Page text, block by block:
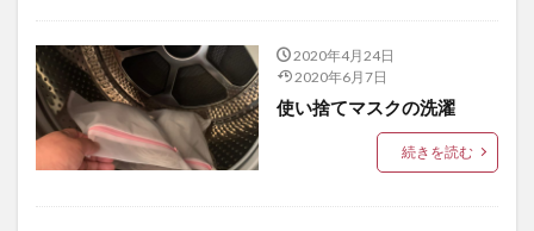
2020年4月24日
2020年6月7日
使い捨てマスクの洗濯
続きを読む